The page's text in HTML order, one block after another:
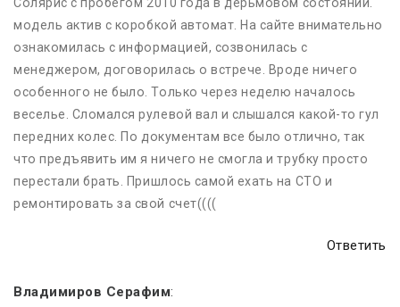
модель актив с коробкой автомат. На сайте внимательно
ознакомилась с информацией, созвонилась с
менеджером, договорилась о встрече. Вроде ничего
особенного не было. Только через неделю началось
веселье. Сломался рулевой вал и слышался какой-то гул
передних колес. По документам все было отлично, так
что предъявить им я ничего не смогла и трубку просто
перестали брать. Пришлось самой ехать на СТО и
ремонтировать за свой счет((((
Ответить
Владимиров Серафим: